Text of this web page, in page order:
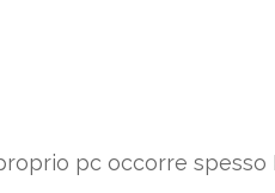
pc occorre spesso